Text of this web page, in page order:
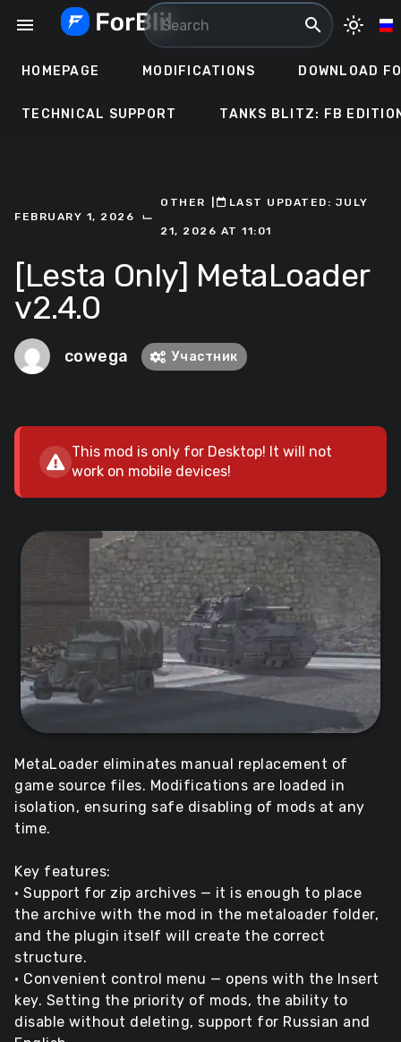
menu search light_mode
HOMEPAGE MODIFICATIONS DOWNLOAD
TECHNICAL SUPPORT TANKS BLITZ: FB
FEBRUARY 1, 2026 ⌙
OTHER ㅤLAST UPDATED: JULY
21, 2026 AT 11:01
[Lesta Only] MetaLoader
v2.4.0
cowega Участник
This mod is only for Desktop! It will not
work on mobile devices!
MetaLoader eliminates manual replacement of
game source files. Modifications are loaded in
isolation, ensuring safe disabling of mods at any
time.
Key features:
• Support for zip archives — it is enough to place
the archive with the mod in the metaloader folder,
and the plugin itself will create the correct
structure.
• Convenient control menu — opens with the Insert
key. Setting the priority of mods, the ability to
disable without deleting, support for Russian and